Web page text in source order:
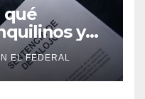
qué
y
que
en la
EL FEDERAL